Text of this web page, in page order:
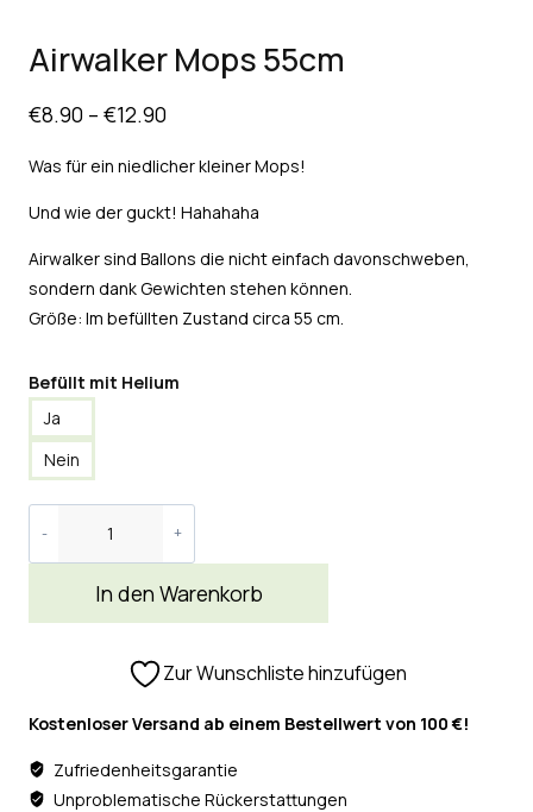
Airwalker Mops 55cm
€8.90 – €12.90
Was für ein niedlicher kleiner Mops!
Und wie der guckt! Hahahaha
Airwalker sind Ballons die nicht einfach davonschweben,
sondern dank Gewichten stehen können.
Größe: Im befüllten Zustand circa 55 cm.
Befüllt mit Helium
Ja
Nein
In den Warenkorb
Zur Wunschliste hinzufügen
Kostenloser Versand ab einem Bestellwert von 100 €!
Zufriedenheitsgarantie
Unproblematische Rückerstattungen